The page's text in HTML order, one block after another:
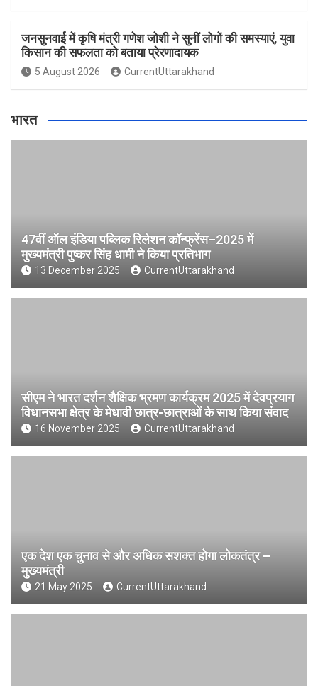
जनसुनवाई में कृषि मंत्री गणेश जोशी ने सुनीं लोगों की समस्याएं, युवा
किसान की सफलता को बताया प्रेरणादायक
5 August 2026 CurrentUttarakhand
भारत
47वीं ऑल इंडिया पब्लिक रिलेशन कॉन्फ्रेंस–2025 में
मुख्यमंत्री पुष्कर सिंह धामी ने किया प्रतिभाग
13 December 2025 CurrentUttarakhand
सीएम ने भारत दर्शन शैक्षिक भ्रमण कार्यक्रम 2025 में देवप्रयाग
विधानसभा क्षेत्र के मेधावी छात्र-छात्राओं के साथ किया संवाद
16 November 2025 CurrentUttarakhand
एक देश एक चुनाव से और अधिक सशक्त होगा लोकतंत्र –
मुख्यमंत्री
21 May 2025 CurrentUttarakhand